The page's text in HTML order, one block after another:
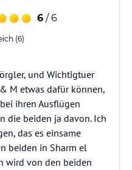
6 / 6
(6)
und Wichtigtuer
M etwas dafür können,
ihren Ausflügen
die beiden ja davon. Ich
das es einsame
beiden in Sharm el
wird von den beiden